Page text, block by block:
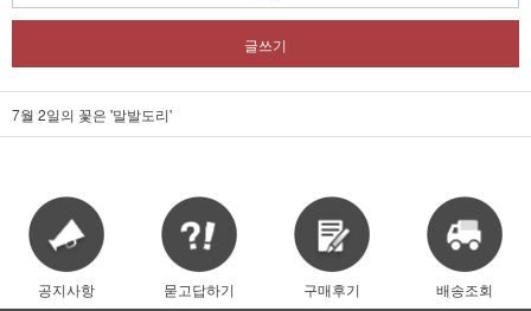
글쓰기
7월 2일의 꽃은 '말발도리'
공지사항 묻고답하기 구매후기 배송조회